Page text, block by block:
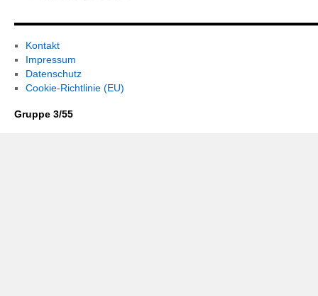
Kontakt
Impressum
Datenschutz
Cookie-Richtlinie (EU)
Gruppe 3/55